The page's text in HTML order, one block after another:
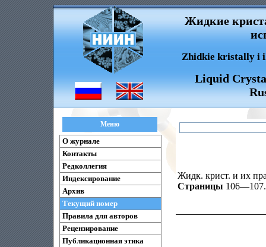
Жидкие
Zhidkie kristally i
Liquid
Меню
О журнале
Контакты
Редколлегия
Индексирование
Архив
Текущий номер
Правила для авторов
Рецензирование
Публикационная этика
Жидк. крист. и их
Страницы 106—107.